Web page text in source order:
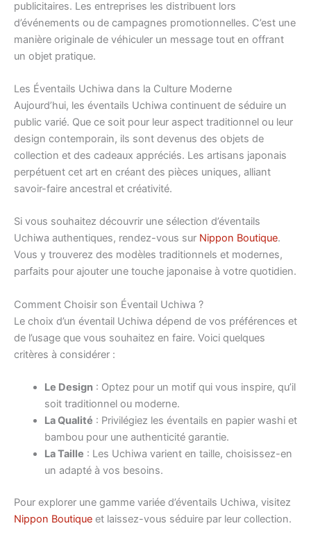
publicitaires. Les entreprises les distribuent lors
d’événements ou de campagnes promotionnelles. C’est une
manière originale de véhiculer un message tout en offrant
un objet pratique.
Les Éventails Uchiwa dans la Culture Moderne
Aujourd’hui, les éventails Uchiwa continuent de séduire un
public varié. Que ce soit pour leur aspect traditionnel ou leur
design contemporain, ils sont devenus des objets de
collection et des cadeaux appréciés. Les artisans japonais
perpétuent cet art en créant des pièces uniques, alliant
savoir-faire ancestral et créativité.
Si vous souhaitez découvrir une sélection d’éventails
Uchiwa authentiques, rendez-vous sur Nippon Boutique.
Vous y trouverez des modèles traditionnels et modernes,
parfaits pour ajouter une touche japonaise à votre quotidien.
Comment Choisir son Éventail Uchiwa ?
Le choix d’un éventail Uchiwa dépend de vos préférences et
de l’usage que vous souhaitez en faire. Voici quelques
critères à considérer :
Le Design: Optez pour un motif qui vous inspire, qu’il
soit traditionnel ou moderne.
La Qualité : Privilégiez les éventails en papier washi et
bambou pour une authenticité garantie.
La Taille : Les Uchiwa varient en taille, choisissez-en
un adapté à vos besoins.
Pour explorer une gamme variée d’éventails Uchiwa, visitez
Nippon Boutique et laissez-vous séduire par leur collection.